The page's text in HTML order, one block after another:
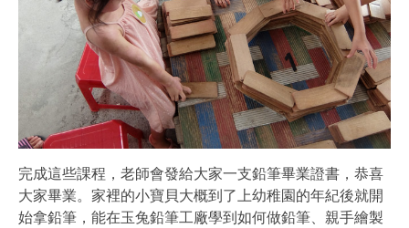
完成這些課程，老師會發給大家一支鉛筆畢業證書，恭喜
大家畢業。家裡的小寶貝大概到了上幼稚園的年紀後就開
始拿鉛筆，能在玉兔鉛筆工廠學到如何做鉛筆、親手繪製